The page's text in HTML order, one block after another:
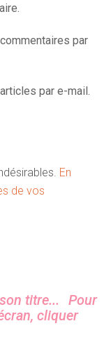
par
par e-mail.
En
de vos
titre...
Pour
cliquer